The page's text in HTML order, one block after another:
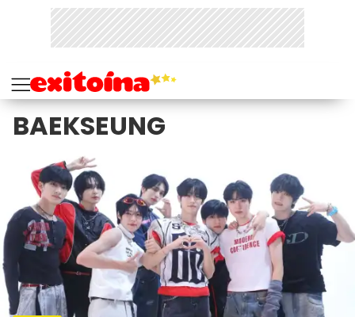
BAEKSEUNG